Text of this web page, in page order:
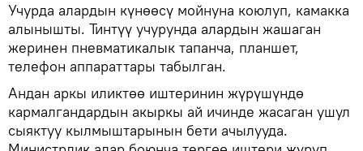
Учурда алардын күнөөсү мойнуна коюлуп, камакка
алынышты. Тинтүү учурунда алардын жашаган
жеринен пневматикалык тапанча, планшет,
телефон аппараттары табылган.
Андан аркы иликтөө иштеринин жүрүшүндө
кармалгандардын акыркы ай ичинде жасаган ушул
сыяктуу кылмыштарынын бети ачылууда.